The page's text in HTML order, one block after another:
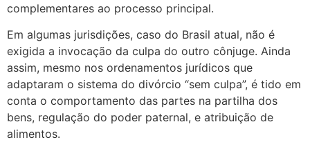
complementares ao processo principal.
Em algumas jurisdições, caso do Brasil atual, não é
exigida a invocação da culpa do outro cônjuge. Ainda
assim, mesmo nos ordenamentos jurídicos que
adaptaram o sistema do divórcio “sem culpa”, é tido em
conta o comportamento das partes na partilha dos
bens, regulação do poder paternal, e atribuição de
alimentos.